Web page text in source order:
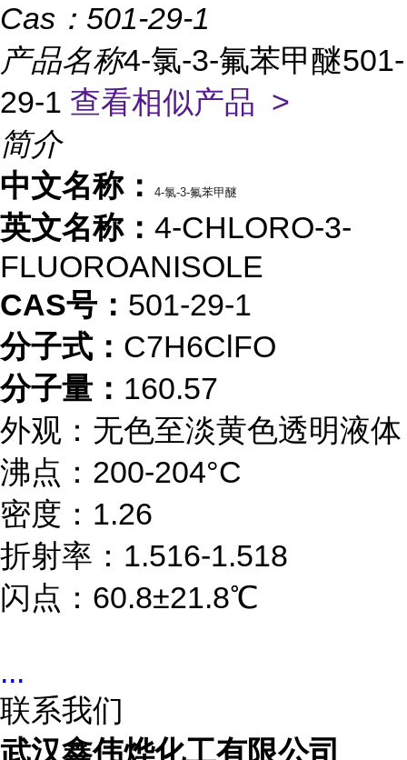
Cas： 501-29-1
产品名称4-氯-3-氟苯甲醚501-
29-1 查看相似产品 >
简介
中文名称：
4-氯-3-氟苯甲醚
英文名称： 4-CHLORO-3-
FLUOROANISOLE
CAS号： 501-29-1
分子式： C7H6ClFO
分子量： 160.57
外观：无色至淡黄色透明液体
沸点：200-204°C
密度：1.26
折射率：1.516-1.518
闪点：60.8±21.8℃
...
联系我们
武汉鑫伟烨化工有限公司